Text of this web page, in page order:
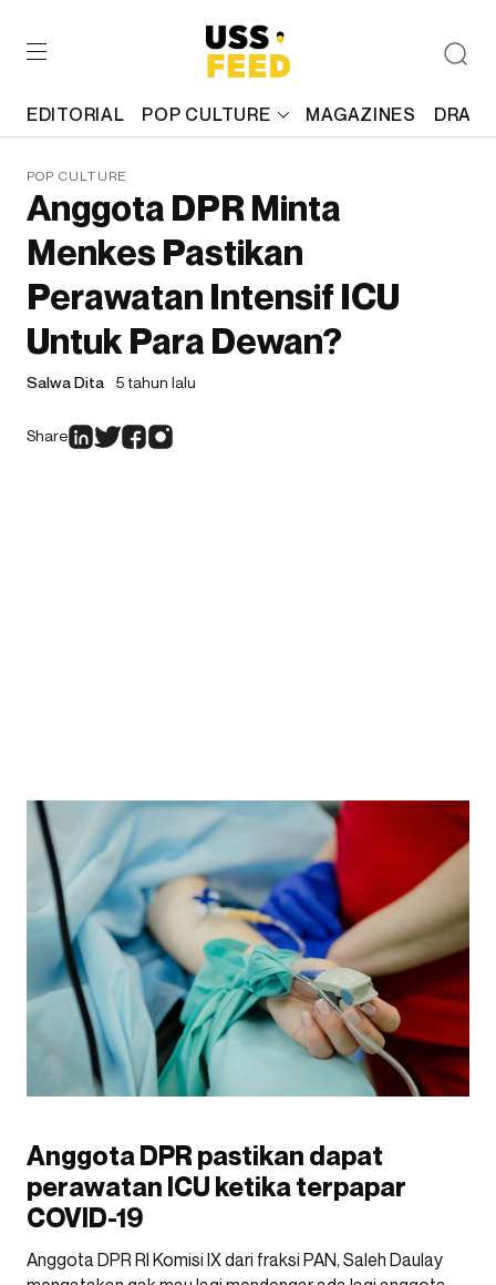
EDITORIAL POP CULTURE MAGAZINES
POP CULTURE
Anggota DPR Minta
Menkes Pastikan
Perawatan Intensif ICU
Untuk Para Dewan?
Salwa Dita 5 tahun lalu
Share
Anggota DPR pastikan dapat
perawatan ICU ketika terpapar
COVID-19
Anggota DPR RI Komisi IX dari fraksi PAN, Saleh Daulay